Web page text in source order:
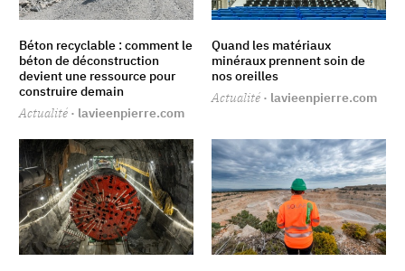
Béton recyclable : comment le
béton de déconstruction
devient une ressource pour
construire demain
Actualité · lavieenpierre.com
Quand les matériaux
minéraux prennent soin de
nos oreilles
Actualité · lavieenpierre.com